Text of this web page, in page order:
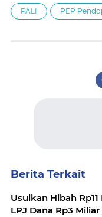
PALI PEP
Berita Terkait
Usulkan Hibah
LPJ Dana Rp3